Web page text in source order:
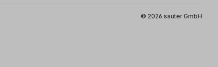
© 2026 sauter GmbH